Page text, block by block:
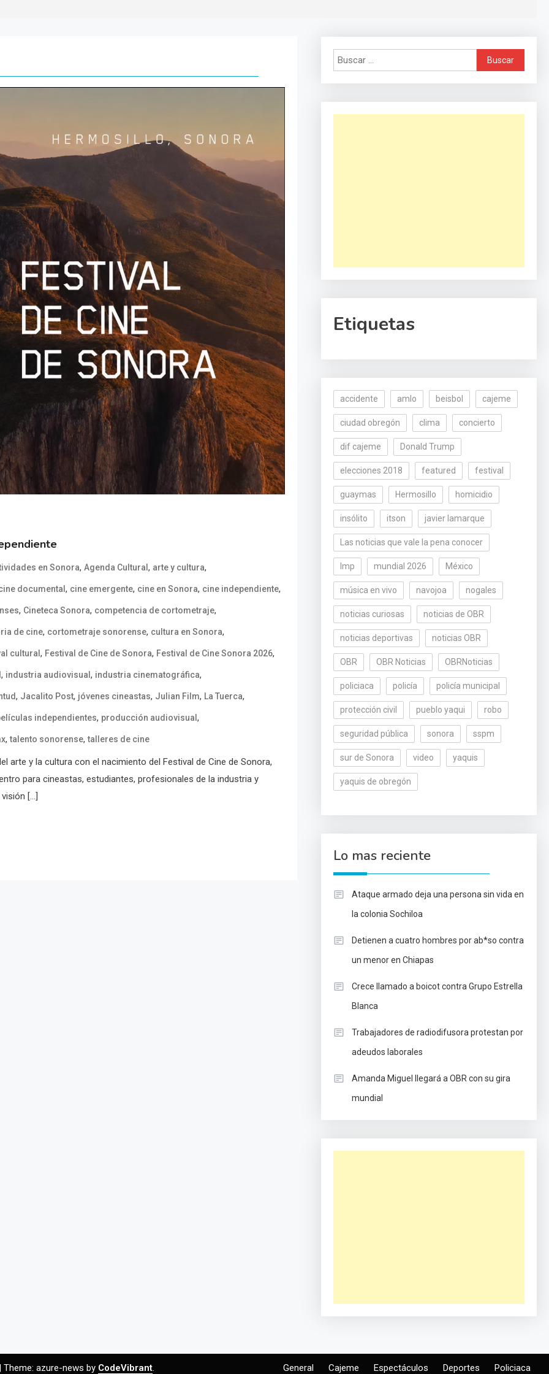
en Sonora, Agenda Cultural , arte y cultura,
documental , cine emergente, cine en Sonora, cine independiente,
, Cineteca Sonora, competencia de cortometraje,
de cine, cortometraje sonorense, cultura en Sonora,
cultural , Festival de Cine de Sonora, Festival de Cine Sonora 2026,
, industria audiovisual , industria cinematográfica,
, Jacalito Post, jóvenes cineastas, Julian Film, La Tuerca,
independientes, producción audiovisual ,
,talento sonorense,talleres de cine
arte y la cultura con el nacimiento del Festival de Cine de Sonora,
para cineastas, estudiantes, profesionales de la industria y
[…]
Buscar:
Etiquetas
accidente amlo beisbol cajeme
ciudad obregón clima concierto
dif cajeme Donald Trump
elecciones 2018 featured festival
guaymas Hermosillo homicidio
insólito itson javier lamarque
Las noticias que vale la pena conocer
lmp mundial 2026 México
música en vivo navojoa nogales
noticias curiosas noticias de OBR
noticias deportivas noticias OBR
OBR OBR Noticias OBRNoticias
policiaca policía policía municipal
protección civil pueblo yaqui robo
seguridad pública sonora sspm
sur de Sonora video yaquis
yaquis de obregón
Lo mas reciente
Ataque armado deja una persona sin vida en
la colonia Sochiloa
Detienen a cuatro hombres por ab*so contra
un menor en Chiapas
Crece llamado a boicot contra Grupo Estrella
Blanca
Trabajadores de radiodifusora protestan por
adeudos laborales
Amanda Miguel llegará a OBR con su gira
mundial
| Theme: azure-news by CodeVibrant. General Cajeme Espectáculos Deportes Policiaca